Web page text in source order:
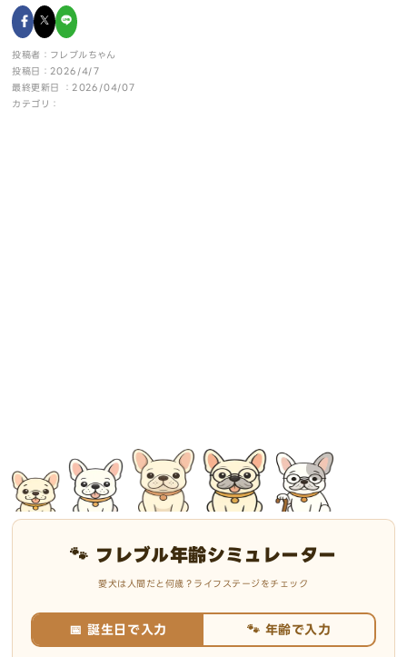
投稿者：フレブルちゃん
投稿日：2026/4/7
最終更新日 ：2026/04/07
カテゴリ：
🐾 フレブル年齢シミュレーター
愛犬は人間だと何歳？ライフステージをチェック
📅 誕生日で入力 🐾 年齢で入力